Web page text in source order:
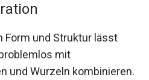
Form und Struktur lässt
mit
und Wurzeln kombinieren.